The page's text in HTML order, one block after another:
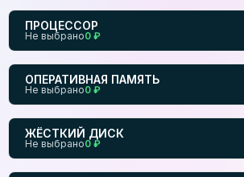
ПРОЦЕССОР
Не выбрано0 ₽
ОПЕРАТИВНАЯ ПАМЯТЬ
Не выбрано0 ₽
ЖЁСТКИЙ ДИСК
Не выбрано0 ₽